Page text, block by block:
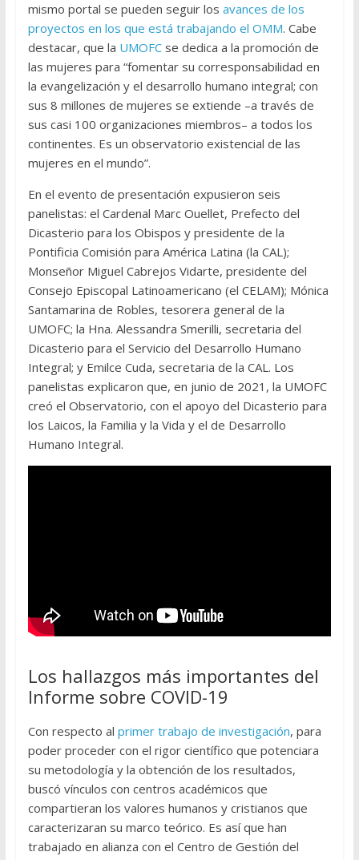
mismo portal se pueden seguir los avances de los
proyectos en los que está trabajando el OMM. Cabe
destacar, que la UMOFCse dedica a la promoción de
las mujeres para “fomentar su corresponsabilidad en
la evangelización y el desarrollo humano integral; con
sus 8 millones de mujeres se extiende –a través de
sus casi 100 organizaciones miembros– a todos los
continentes. Es un observatorio existencial de las
mujeres en el mundo”.
En el evento de presentación expusieron seis
panelistas: el Cardenal Marc Ouellet, Prefecto del
Dicasterio para los Obispos y presidente de la
Pontificia Comisión para América Latina (la CAL);
Monseñor Miguel Cabrejos Vidarte, presidente del
Consejo Episcopal Latinoamericano (el CELAM); Mónica
Santamarina de Robles, tesorera general de la
UMOFC; la Hna. Alessandra Smerilli, secretaria del
Dicasterio para el Servicio del Desarrollo Humano
Integral; y Emilce Cuda, secretaria de la CAL. Los
panelistas explicaron que, en junio de 2021, la UMOFC
creó el Observatorio, con el apoyo del Dicasterio para
los Laicos, la Familia y la Vida y el de Desarrollo
Humano Integral.
Los hallazgos más importantes del
Informe sobre COVID-19
Con respecto al primer trabajo de investigación, para
poder proceder con el rigor científico que potenciara
su metodología y la obtención de los resultados,
buscó vínculos con centros académicos que
compartieran los valores humanos y cristianos que
caracterizaran su marco teórico. Es así que han
trabajado en alianza con el Centro de Gestión del